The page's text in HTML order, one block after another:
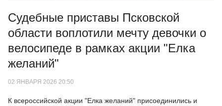
Судебные приставы Псковской
области воплотили мечту девочки о
велосипеде в рамках акции "Елка
желаний"
02 ЯНВАРЯ 2026 20:50
К всероссийской акции "Елка желаний" присоединились и